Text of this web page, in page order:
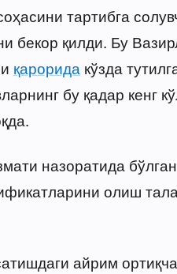
тартибга
бекор қилди. Бу
қарорида кўзда
бу қадар кенг
назоратида
олиш
айрим